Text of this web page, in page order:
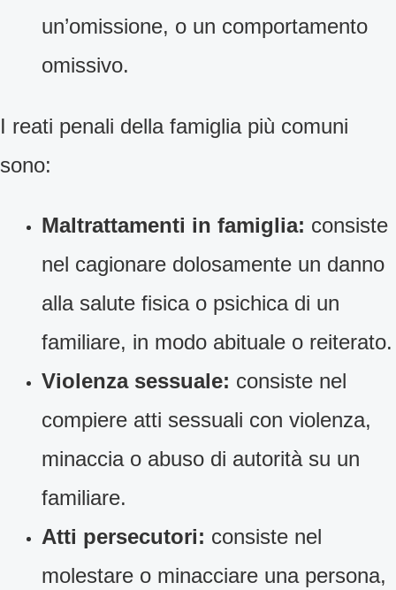
un’omissione, o un comportamento
omissivo.
I reati penali della famiglia più comuni
sono:
Maltrattamenti in famiglia: consiste
nel cagionare dolosamente un danno
alla salute fisica o psichica di un
familiare, in modo abituale o reiterato.
Violenza sessuale: consiste nel
compiere atti sessuali con violenza,
minaccia o abuso di autorità su un
familiare.
Atti persecutori: consiste nel
molestare o minacciare una persona,